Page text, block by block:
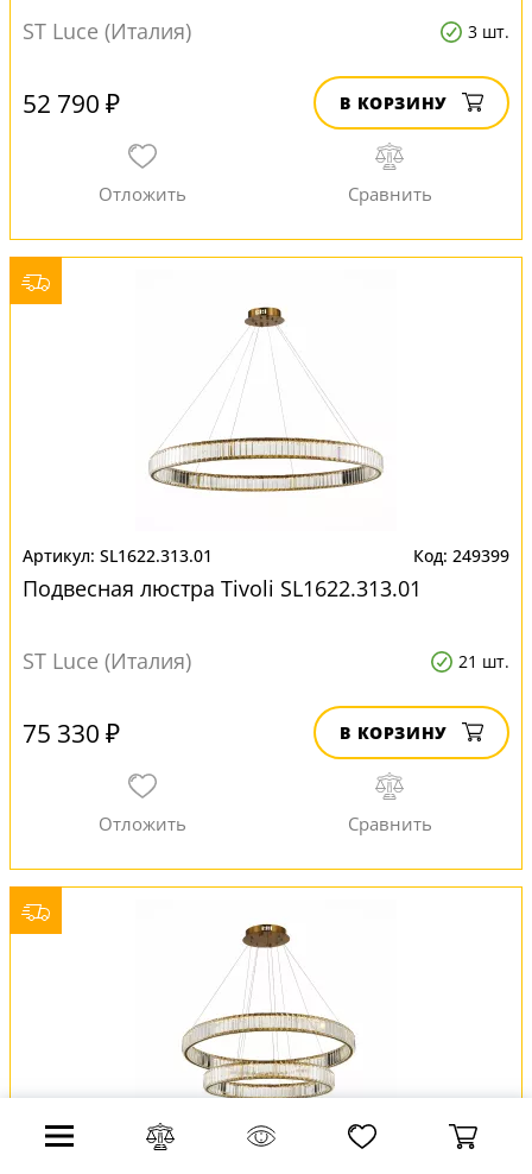
ST Luce (Италия) 3 шт.
52 790 ₽ В КОРЗИНУ
SL1622.313.01 249399
Подвесная люстра Tivoli SL1622.313.01
ST Luce (Италия) 21 шт.
75 330 ₽ В КОРЗИНУ